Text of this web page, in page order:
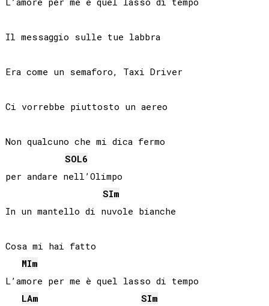
Il messaggio sulle tue labbra
Era come un semaforo, Taxi Driver
Ci vorrebbe piuttosto un aereo
Non qualcuno che mi dica fermo
SOL6
per andare nell’Olimpo
SIm
In un mantello di nuvole bianche
Cosa mi hai fatto
MIm
L’amore per me è quel lasso di tempo
LAm SIm